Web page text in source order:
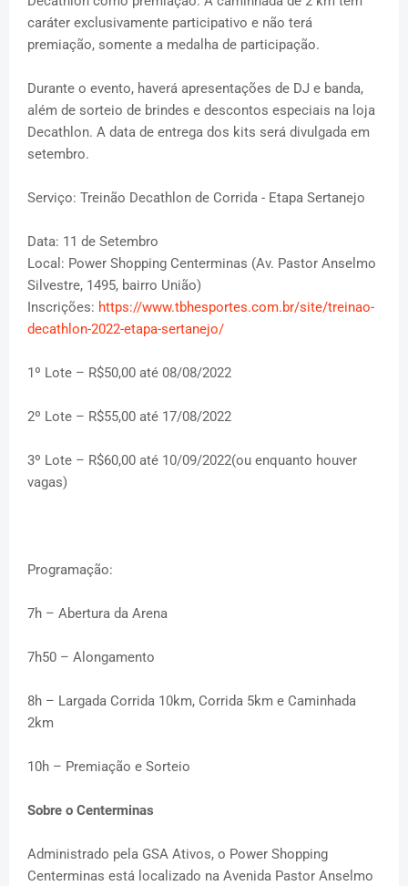
caráter exclusivamente participativo e não terá
premiação, somente a medalha de participação.
Durante o evento, haverá apresentações de DJ e banda,
além de sorteio de brindes e descontos especiais na loja
Decathlon. A data de entrega dos kits será divulgada em
setembro.
Serviço: Treinão Decathlon de Corrida - Etapa Sertanejo
Data: 11 de Setembro
Local: Power Shopping Centerminas (Av. Pastor Anselmo
Silvestre, 1495, bairro União)
Inscrições: https://www.tbhesportes.com.br/site/treinao-
decathlon-2022-etapa-sertanejo/
1º Lote – R$50,00 até 08/08/2022
2º Lote – R$55,00 até 17/08/2022
3º Lote – R$60,00 até 10/09/2022(ou enquanto houver
vagas)
Programação:
7h – Abertura da Arena
7h50 – Alongamento
8h – Largada Corrida 10km, Corrida 5km e Caminhada
2km
10h – Premiação e Sorteio
Sobre o Centerminas
Administrado pela GSA Ativos, o Power Shopping
Centerminas está localizado na Avenida Pastor Anselmo